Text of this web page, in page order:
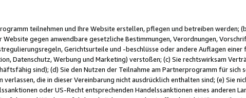
teilnehmen und Ihre Website erstellen, pflegen und betreiben werden;
gegen anwendbare gesetzliche Bestimmungen, Verordnungen,
Gerichtsurteile und -beschlüsse oder andere Auflagen einer
Datenschutz, Werbung und Marketing) verstoßen; (c) Sie rechtswirksam
sind); (d) Sie den Nutzen der Teilnahme am Partnerprogramm für sich
die in dieser Vereinbarung nicht ausdrücklich enthalten sind; (e) Sie
oder US-Recht entsprechenden Handelssanktionen eines anderen